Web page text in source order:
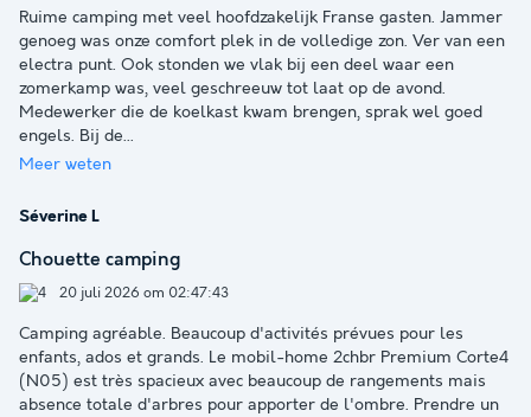
Ruime camping met veel hoofdzakelijk Franse gasten. Jammer
genoeg was onze comfort plek in de volledige zon. Ver van een
electra punt. Ook stonden we vlak bij een deel waar een
zomerkamp was, veel geschreeuw tot laat op de avond.
Medewerker die de koelkast kwam brengen, sprak wel goed
engels. Bij de...
Meer weten
Séverine L
Chouette camping
20 juli 2026 om 02:47:43
Camping agréable. Beaucoup d'activités prévues pour les
enfants, ados et grands. Le mobil-home 2chbr Premium Corte4
(N05) est très spacieux avec beaucoup de rangements mais
absence totale d'arbres pour apporter de l'ombre. Prendre un